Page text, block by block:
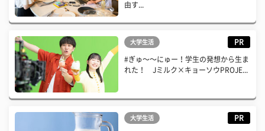
由す...
大学生活 PR
#ぎゅ〜〜にゅー！学生の発想から生ま
れた！ Jミルク×キョーソウPROJE...
大学生活 PR